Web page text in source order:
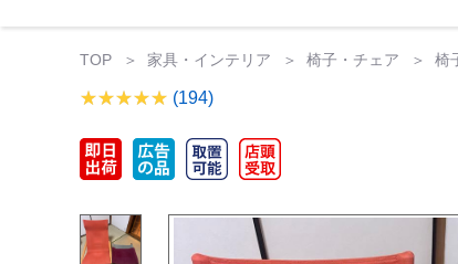
TOP 家具・インテリア 椅子・チェア 椅
(194)